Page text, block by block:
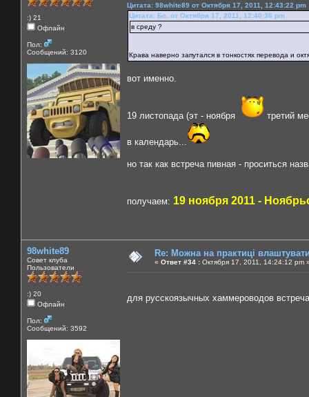
:) 21
Офлайн
Пол:
Сообщений: 3120
Цитата: 98white89 от Октября 17, 2011, 12:43:22 pm
Цитата: Бо. от Октября 17, 2011, 12:40:36 pm
в среду ?
Крава наверно запутался в тонкостях перевода и
вот именно.
19 листопада (эт - ноября третий
в календарь...
но так как встреча пивная - проситься
получаем: 19 ноября 2011 -
98white89
Совет клуба
Пользователи
:) 20
Офлайн
Пол:
Сообщений: 3592
Re: Можна на практиці
« Ответ #34 : Октября 17, 2011, 14:24:12 pm
для русскоязычных хаммероводов